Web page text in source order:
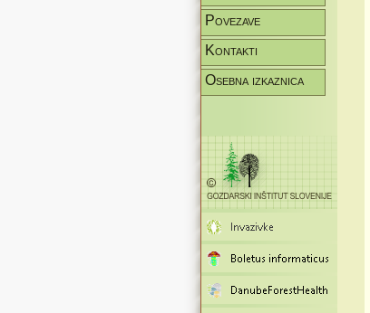
Povezave
Kontakti
Osebna izkaznica